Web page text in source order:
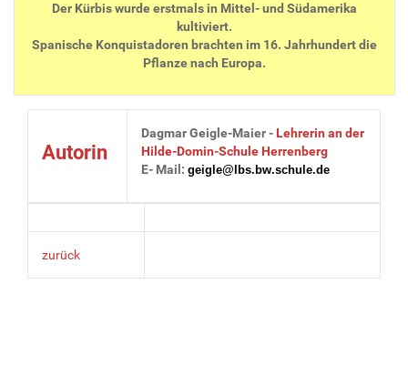
Der Kürbis wurde erstmals in Mittel- und Südamerika
kultiviert.
Spanische Konquistadoren brachten im 16. Jahrhundert die
Pflanze nach Europa.
Autorin
Dagmar Geigle-Maier - Lehrerin an der
Hilde-Domin-Schule Herrenberg
E- Mail: geigle@lbs.bw.schule.de
zurück